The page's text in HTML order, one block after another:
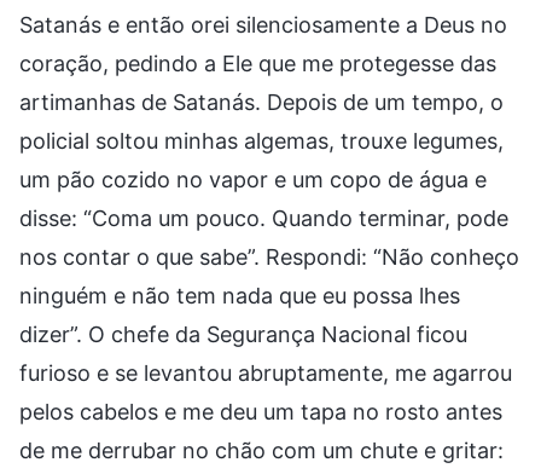
Satanás e então orei silenciosamente a Deus no
coração, pedindo a Ele que me protegesse das
artimanhas de Satanás. Depois de um tempo, o
policial soltou minhas algemas, trouxe legumes,
um pão cozido no vapor e um copo de água e
disse: “Coma um pouco. Quando terminar, pode
nos contar o que sabe”. Respondi: “Não conheço
ninguém e não tem nada que eu possa lhes
dizer”. O chefe da Segurança Nacional ficou
furioso e se levantou abruptamente, me agarrou
pelos cabelos e me deu um tapa no rosto antes
de me derrubar no chão com um chute e gritar: